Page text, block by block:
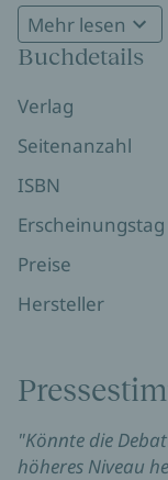
Ich,
Schopenhauer
Walking Dead
Verteidigung
Nachdenken
und blitz-
Mehr lesen
Buchdetails
Verlag
Seitenanzahl
ISBN
Erscheinungstag
Preise
Hersteller
"Könnte die
höheres Niveau